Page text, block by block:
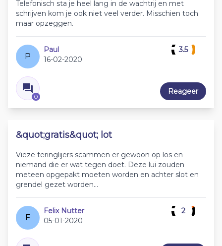
Telefonisch sta je heel lang in de wachtrij en met
schrijven kom je ook niet veel verder. Misschien toch
maar opzeggen.
P
Paul
16-02-2020
0
3.5
Reageer
&quot;gratis&quot; lot
Vieze teringlijers scammen er gewoon op los en
niemand die er wat tegen doet. Deze lui zouden
meteen opgepakt moeten worden en achter slot en
grendel gezet worden...
F
Felix Nutter
05-01-2020
2